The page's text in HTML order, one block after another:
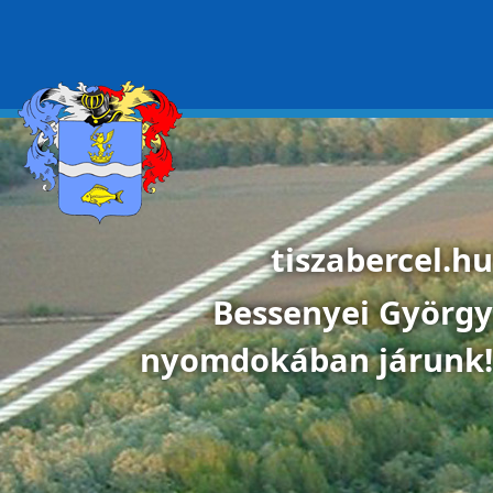
tiszabercel.hu
Bessenyei György
nyomdokában járunk!